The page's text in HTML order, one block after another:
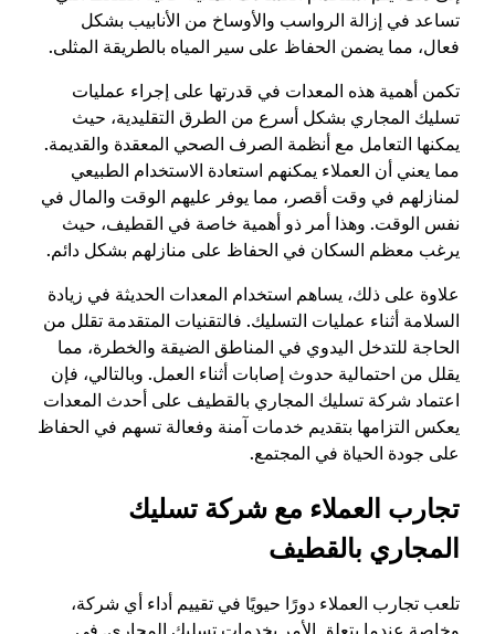
تساعد في إزالة الرواسب والأوساخ من الأنابيب بشكل
فعال، مما يضمن الحفاظ على سير المياه بالطريقة المثلى.
تكمن أهمية هذه المعدات في قدرتها على إجراء عمليات
تسليك المجاري بشكل أسرع من الطرق التقليدية، حيث
يمكنها التعامل مع أنظمة الصرف الصحي المعقدة والقديمة.
مما يعني أن العملاء يمكنهم استعادة الاستخدام الطبيعي
لمنازلهم في وقت أقصر، مما يوفر عليهم الوقت والمال في
نفس الوقت. وهذا أمر ذو أهمية خاصة في القطيف، حيث
يرغب معظم السكان في الحفاظ على منازلهم بشكل دائم.
علاوة على ذلك، يساهم استخدام المعدات الحديثة في زيادة
السلامة أثناء عمليات التسليك. فالتقنيات المتقدمة تقلل من
الحاجة للتدخل اليدوي في المناطق الضيقة والخطرة، مما
يقلل من احتمالية حدوث إصابات أثناء العمل. وبالتالي، فإن
اعتماد شركة تسليك المجاري بالقطيف على أحدث المعدات
يعكس التزامها بتقديم خدمات آمنة وفعالة تسهم في الحفاظ
على جودة الحياة في المجتمع.
تجارب العملاء مع شركة تسليك
المجاري بالقطيف
تلعب تجارب العملاء دورًا حيويًا في تقييم أداء أي شركة،